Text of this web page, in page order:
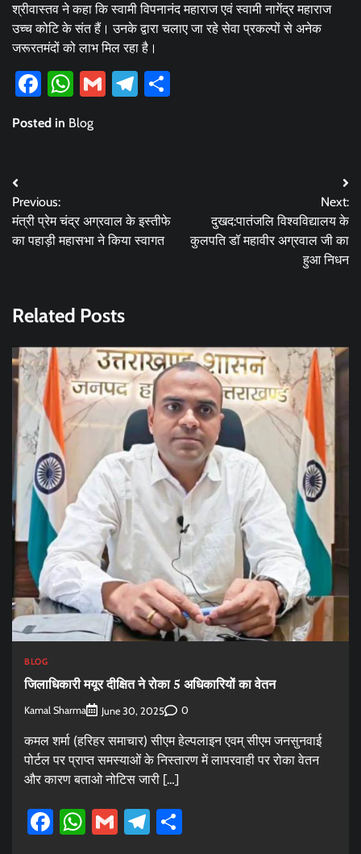
श्रीवास्तव ने कहा कि स्वामी विपनानंद महाराज एवं स्वामी नागेंद्र महाराज
उच्च कोटि के संत हैं। उनके द्वारा चलाए जा रहे सेवा प्रकल्पों से अनेक
जरूरतमंदों को लाभ मिल रहा है।
Facebook
WhatsApp
GmailTelegram
Posted in Blog
Post
navigation
Previous:
मंत्री प्रेम चंद्र अग्रवाल के इस्तीफे
का पहाड़ी महासभा ने किया स्वागत
Next:
दुखद:पातंजलि विश्वविद्यालय के
कुलपति डॉ महावीर अग्रवाल जी का
हुआ निधन
Related Posts
BLOG
जिलाधिकारी मयूर दीक्षित ने रोका 5 अधिकारियों का वेतन
Kamal Sharma June 30, 2025 0
कमल शर्मा (हरिहर समाचार) सीएम हेल्पलाइन एवम् सीएम जनसुनवाई
पोर्टल पर प्राप्त समस्याओं के निस्तारण में लापरवाही पर रोका वेतन
और कारण बताओ नोटिस जारी […]
Facebook
WhatsApp
GmailTelegram